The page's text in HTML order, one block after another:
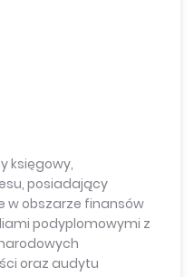
księgowy,
posiadający
w obszarze finansów
podyplomowymi z
oraz audytu